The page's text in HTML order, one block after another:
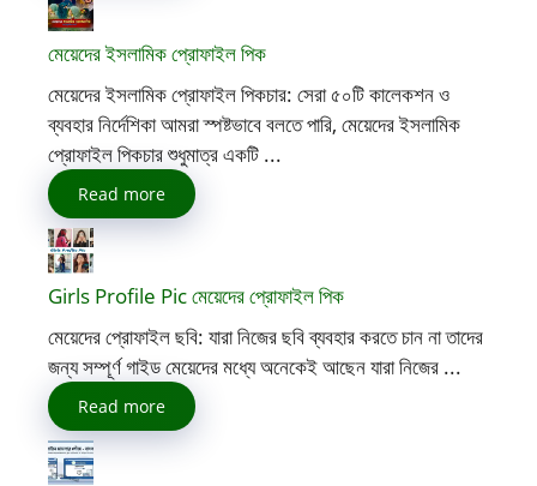
মেয়েদের ইসলামিক প্রোফাইল পিক
মেয়েদের ইসলামিক প্রোফাইল পিকচার: সেরা ৫০টি কালেকশন ও
ব্যবহার নির্দেশিকা আমরা স্পষ্টভাবে বলতে পারি, মেয়েদের ইসলামিক
প্রোফাইল পিকচার শুধুমাত্র একটি ...
Read more
Girls Profile Pic মেয়েদের প্রোফাইল পিক
মেয়েদের প্রোফাইল ছবি: যারা নিজের ছবি ব্যবহার করতে চান না তাদের
জন্য সম্পূর্ণ গাইড মেয়েদের মধ্যে অনেকেই আছেন যারা নিজের ...
Read more